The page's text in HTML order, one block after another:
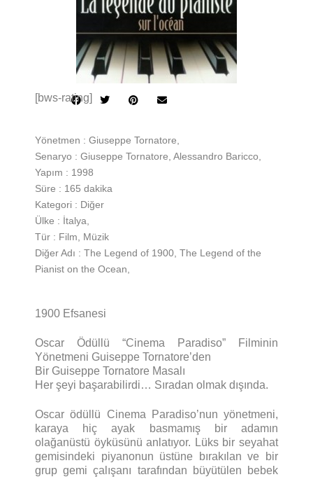
[bws-rating]
Yönetmen : Giuseppe Tornatore,
Senaryo : Giuseppe Tornatore, Alessandro Baricco,
Yapım : 1998
Süre : 165 dakika
Kategori : Diğer
Ülke : İtalya,
Tür : Film, Müzik
Diğer Adı : The Legend of 1900, The Legend of the
Pianist on the Ocean,
1900 Efsanesi
Oscar Ödüllü “Cinema Paradiso” Filminin
Yönetmeni Guiseppe Tornatore’den
Bir Guiseppe Tornatore Masalı
Her şeyi başarabilirdi… Sıradan olmak dışında.
Oscar ödüllü Cinema Paradiso’nun yönetmeni,
karaya hiç ayak basmamış bir adamın
olağanüstü öyküsünü anlatıyor. Lüks bir seyahat
gemisindeki piyanonun üstüne bırakılan ve bir
grup gemi çalışanı tarafından büyütülen bebek